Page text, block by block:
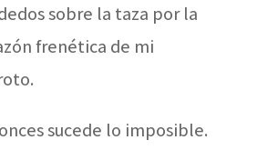
sobre la taza por la
frenética de mi
sucede lo imposible.